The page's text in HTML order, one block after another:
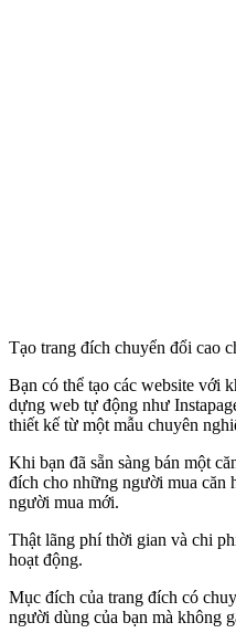
Tạo trang đích chuyển đổi cao
Bạn có thể tạo các website với
dựng web tự động như
thiết kế từ một mẫu chuyên
Khi bạn đã sẵn sàng bán một
đích cho những người mua căn
người mua mới.
Thật lãng phí thời gian và chi
hoạt động.
Mục đích của trang đích có
người dùng của bạn mà không